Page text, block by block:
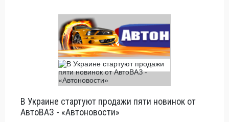
В Украине стартуют продажи пяти новинок от
АвтоВАЗ - «Автоновости»